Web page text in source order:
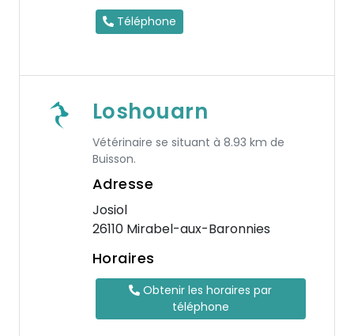
Téléphone
Loshouarn
Vétérinaire se situant à 8.93 km de
Buisson.
Adresse
Josiol
26110 Mirabel-aux-Baronnies
Horaires
Obtenir les horaires par
téléphone